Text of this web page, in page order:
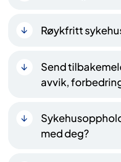
Røykfritt
Send
avvik,
med deg?